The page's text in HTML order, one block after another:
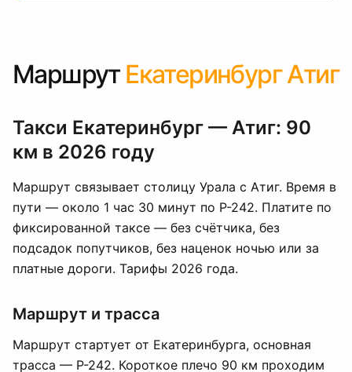
Маршрут Екатеринбург Атиг
Такси Екатеринбург — Атиг: 90
км в 2026 году
Маршрут связывает столицу Урала с Атиг. Время в
пути — около 1 час 30 минут по Р-242. Платите по
фиксированной таксе — без счётчика, без
подсадок попутчиков, без наценок ночью или за
платные дороги. Тарифы 2026 года.
Маршрут и трасса
Маршрут стартует от Екатеринбурга, основная
трасса — Р-242. Короткое плечо 90 км проходим